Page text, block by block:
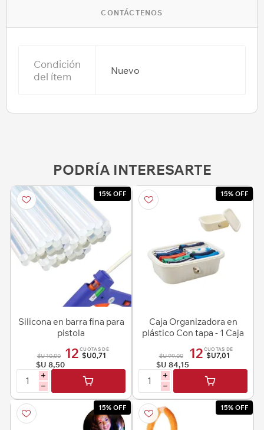
CONTÁCTENOS
Condición
del ítem
Nuevo
PODRÍA INTERESARTE
15% OFF
Silicona en barra fina para
pistola
$U 10,00
$U 8,50
12 CUOTAS DE
$U0,71
i
h
15% OFF
Caja Organizadora en
plástico Con tapa - 1 Caja
$U 99,00
$U 84,15
12 CUOTAS DE
$U7,01
i
h
15% OFF 15% OFF